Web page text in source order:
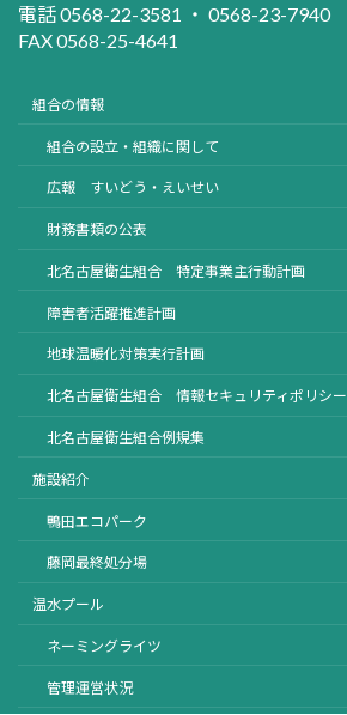
電話 0568-22-3581 ・ 0568-23-7940
FAX 0568-25-4641
組合の情報
組合の設立・組織に関して
広報 すいどう・えいせい
財務書類の公表
北名古屋衛生組合 特定事業主行動計画
障害者活躍推進計画
地球温暖化対策実行計画
北名古屋衛生組合 情報セキュリティポリシー
北名古屋衛生組合例規集
施設紹介
鴨田エコパーク
藤岡最終処分場
温水プール
ネーミングライツ
管理運営状況